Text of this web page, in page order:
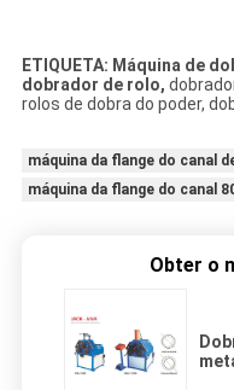
ETIQUETA: Máquina de
dobrador de rolo,
rolos de dobra do poder,
máquina da flange do canal
máquina da flange do canal
Obter o